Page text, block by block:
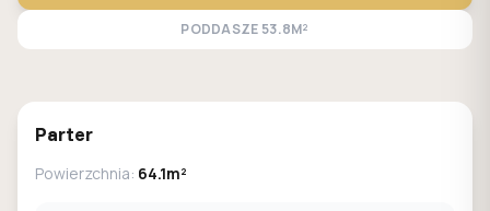
PODDASZE 53.8M²
Parter
Powierzchnia: 64.1m²